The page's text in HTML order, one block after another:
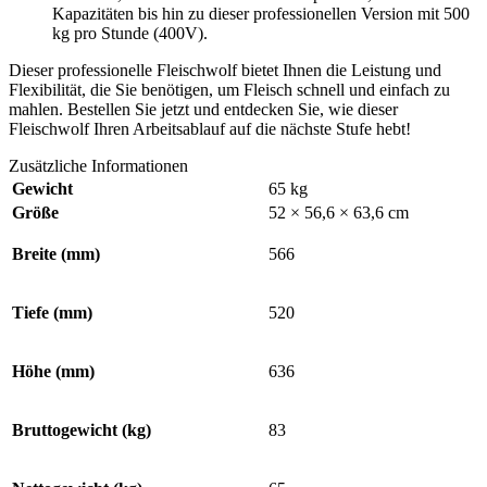
Kapazitäten bis hin zu dieser professionellen Version mit 500
kg pro Stunde (400V).
Dieser professionelle Fleischwolf bietet Ihnen die Leistung und
Flexibilität, die Sie benötigen, um Fleisch schnell und einfach zu
mahlen. Bestellen Sie jetzt und entdecken Sie, wie dieser
Fleischwolf Ihren Arbeitsablauf auf die nächste Stufe hebt!
Zusätzliche Informationen
Gewicht
65 kg
Größe
52 × 56,6 × 63,6 cm
Breite (mm) 566
Tiefe (mm) 520
Höhe (mm) 636
Bruttogewicht (kg) 83